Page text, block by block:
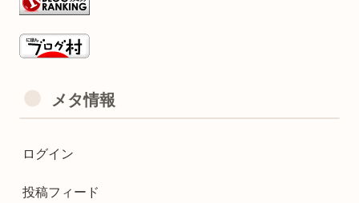
メタ情報
ログイン
投稿フィード